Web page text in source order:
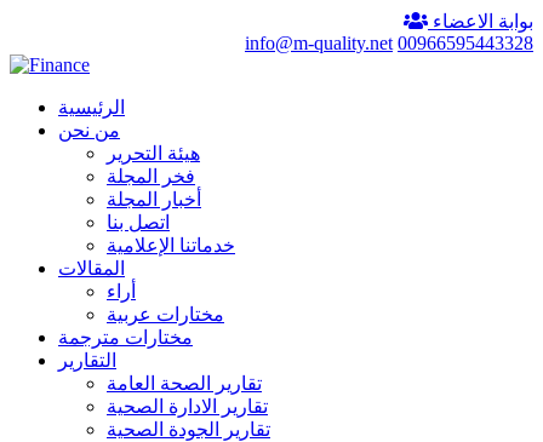
بوابة الاعضاء
00966595443328
info@m-quality.net
الرئيسية
من نحن
هيئة التحرير
فخر المجلة
أخبار المجلة
اتصل بنا
خدماتنا الإعلامية
المقالات
أراء
مختارات عربية
مختارات مترجمة
التقارير
تقارير الصحة العامة
تقارير الادارة الصحية
تقارير الجودة الصحية